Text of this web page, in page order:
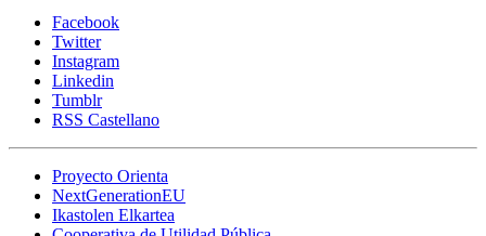
Facebook
Twitter
Instagram
Linkedin
Tumblr
RSS Castellano
Proyecto Orienta
NextGenerationEU
Ikastolen Elkartea